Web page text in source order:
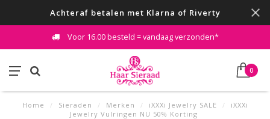
Achteraf betalen met Klarna of Riverty
Voor 16.00 besteld = vandaag verzonden*
0
Home / Sieraden / Merken / iXXXi Jewelry SALE /
iXXXi
Jewelry Vulringen NU 50% Korting